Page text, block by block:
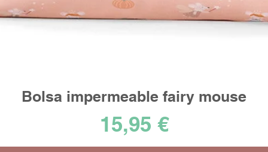
Vista rápida
Bolsa impermeable fairy mouse
Precio
15,95 €